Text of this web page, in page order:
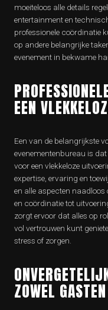
moeiteloos alle details
entertainment en
professionele coördinatie
op andere belangrijke
evenement in bekwame
EEN
Een van de belangrijkste
evenementenbureau is
voor een vlekkeloze
expertise, ervaring en
en alle aspecten
en coördinatie tot
zorgt ervoor dat alles op
vol vertrouwen kunt
stress of zorgen.
ZOWEL